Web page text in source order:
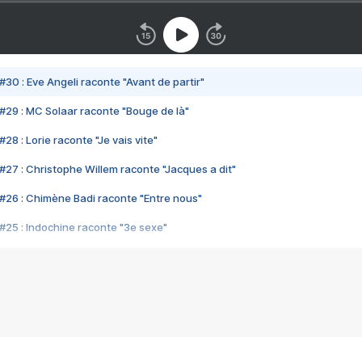
#30 : Eve Angeli raconte "Avant de partir"
#29 : MC Solaar raconte "Bouge de là"
#28 : Lorie raconte "Je vais vite"
#27 : Christophe Willem raconte "Jacques a dit"
#26 : Chimène Badi raconte "Entre nous"
#25 : Indochine raconte "3e sexe"